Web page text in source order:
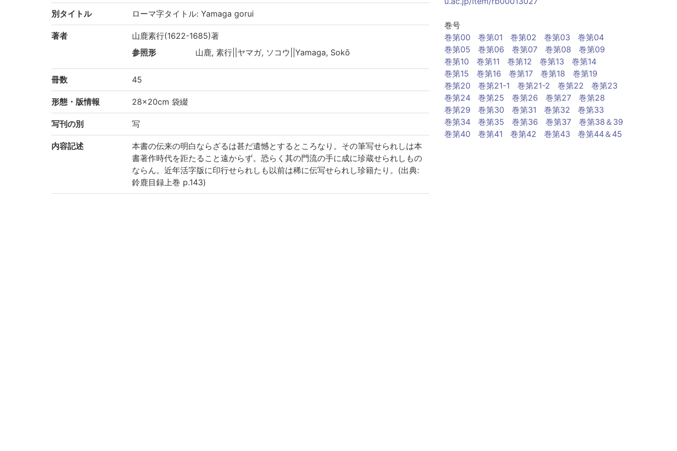
別タイトル ローマ字タイトル: Yamaga gorui
著者
山鹿素行(1622-1685)著
参照形
山鹿, 素行||ヤマガ, ソコウ||Yamaga, Sokō
冊数 45
形態・版情報 28×20cm 袋綴
写刊の別 写
内容記述
本書の伝来の明白ならざるは甚だ遺憾とするところなり。その筆写せられしは本
書著作時代を距たること遠からず。恐らく其の門流の手に成に珍蔵せられしもの
ならん。近年活字版に印行せられしも以前は稀に伝写せられし珍籍たり。(出典:
鈴鹿目録上巻 p.143)
巻号
巻第00
巻第01 巻第02 巻第03
巻第04
巻第05
巻第06 巻第07 巻第08
巻第09
巻第10
巻第11 巻第12 巻第13
巻第14
巻第15
巻第16 巻第17 巻第18
巻第19
巻第20
巻第21-1 巻第21-2 巻第22
巻第23
巻第24
巻第25 巻第26 巻第27
巻第28
巻第29
巻第30 巻第31 巻第32
巻第33
巻第34
巻第35 巻第36 巻第37
巻第38＆39
巻第40
巻第41 巻第42 巻第43 巻第44＆45